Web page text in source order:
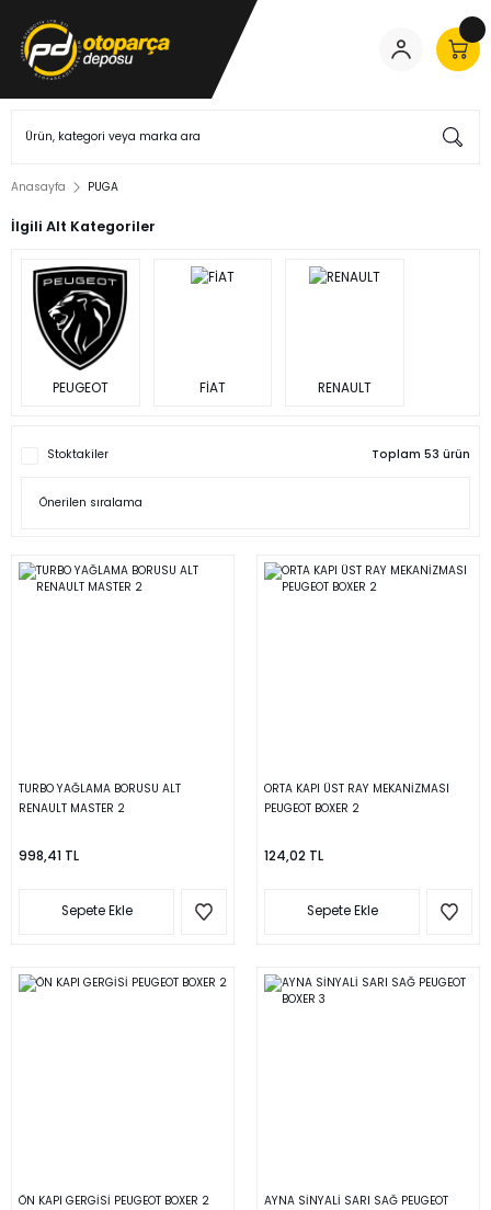
Anasayfa PUGA
İlgili Alt Kategoriler
PEUGEOT FİAT RENAULT
Stoktakiler Toplam 53 ürün
TURBO YAĞLAMA BORUSU ALT
RENAULT MASTER 2
998,41 TL
Sepete Ekle
ORTA KAPI ÜST RAY MEKANİZMASI
PEUGEOT BOXER 2
124,02 TL
Sepete Ekle
ÖN KAPI GERGİSİ PEUGEOT BOXER 2
AYNA SİNYALİ SARI SAĞ PEUGEOT